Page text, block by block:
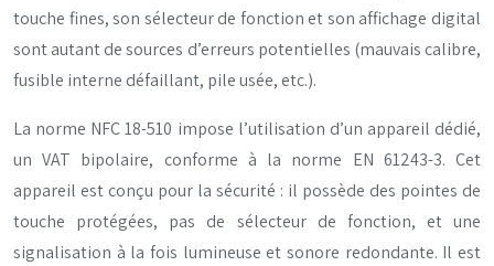
touche fines, son sélecteur de fonction et son affichage digital
sont autant de sources d’erreurs potentielles (mauvais calibre,
fusible interne défaillant, pile usée, etc.).
La norme NFC 18-510 impose l’utilisation d’un appareil dédié,
un VAT bipolaire, conforme à la norme EN 61243-3. Cet
appareil est conçu pour la sécurité : il possède des pointes de
touche protégées, pas de sélecteur de fonction, et une
signalisation à la fois lumineuse et sonore redondante. Il est